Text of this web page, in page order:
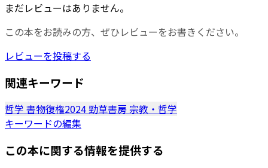
まだレビューはありません。
この本をお読みの方、ぜひレビューをお書きください。
レビューを投稿する
関連キーワード
哲学 書物復権2024 勁草書房 宗教・哲学
キーワードの編集
この本に関する情報を提供する